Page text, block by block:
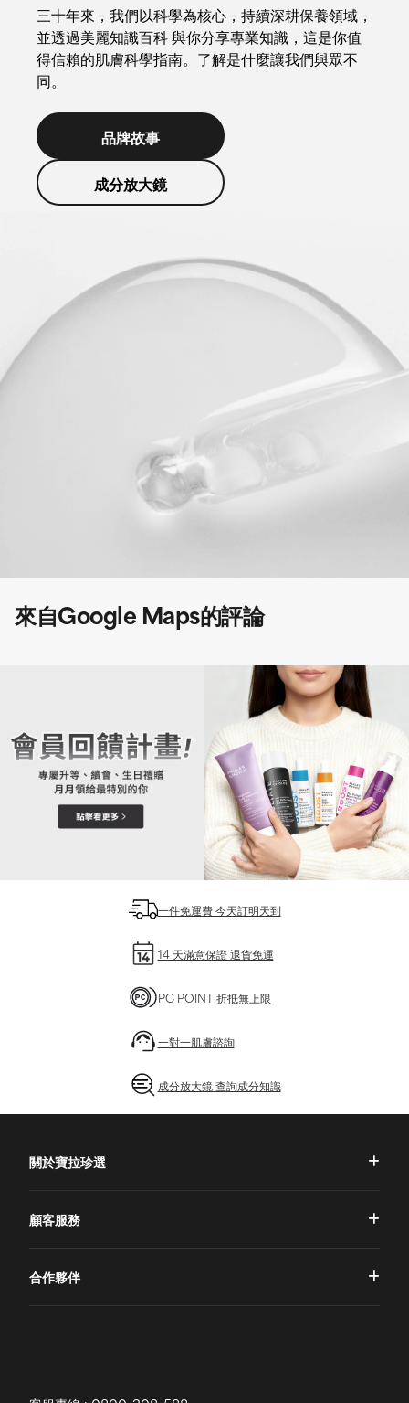
三十年來，我們以科學為核心，持續深耕保養領域，
並透過美麗知識百科 與你分享專業知識，這是你值
得信賴的肌膚科學指南。了解是什麼讓我們與眾不
同。
品牌故事
成分放大鏡
來自Google Maps的評論
一件免運費 今天訂明天到
14 天滿意保證 退貨免運
PC POINT 折抵無上限
一對一肌膚諮詢
成分放大鏡 查詢成分知識
關於寶拉珍選
專業國際團隊
顧客服務
合作夥伴